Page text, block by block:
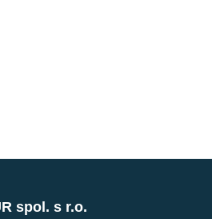
spol. s r.o.